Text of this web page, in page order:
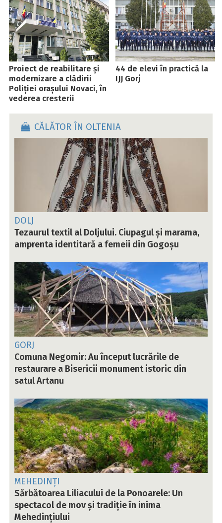
Proiect de reabilitare și
modernizare a clădirii
Poliției orașului Novaci, în
vederea creșterii
44 de elevi în practică la
IJJ Gorj
CĂLĂTOR ÎN OLTENIA
DOLJ
Tezaurul textil al Doljului. Ciupagul și marama,
amprenta identitară a femeii din Gogoșu
GORJ
Comuna Negomir: Au început lucrările de
restaurare a Bisericii monument istoric din
satul Artanu
MEHEDINȚI
Sărbătoarea Liliacului de la Ponoarele: Un
spectacol de mov și tradiție în inima
Mehedințiului